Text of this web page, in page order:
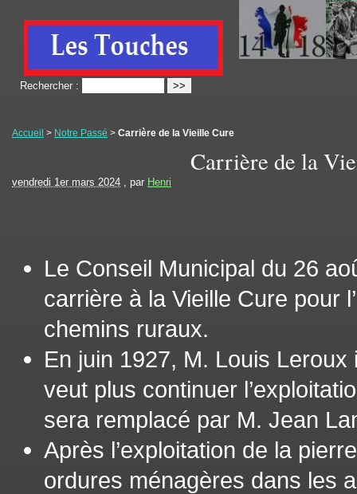
Rechercher :
Accueil > Notre Passé > Carrière de la Vieille Cure
Carrière de la
vendredi 1er mars 2024 , par Henri
Le Conseil Municipal du 26
carrière à la Vieille Cure pour
chemins ruraux.
En juin 1927, M. Louis Leroux
veut plus continuer
sera remplacé par M. Jean
Après l’exploitation de la
ordures ménagères dans les